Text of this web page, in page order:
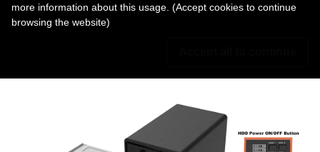
more information about this usage. (Accept cookies to continue
browsing the website)